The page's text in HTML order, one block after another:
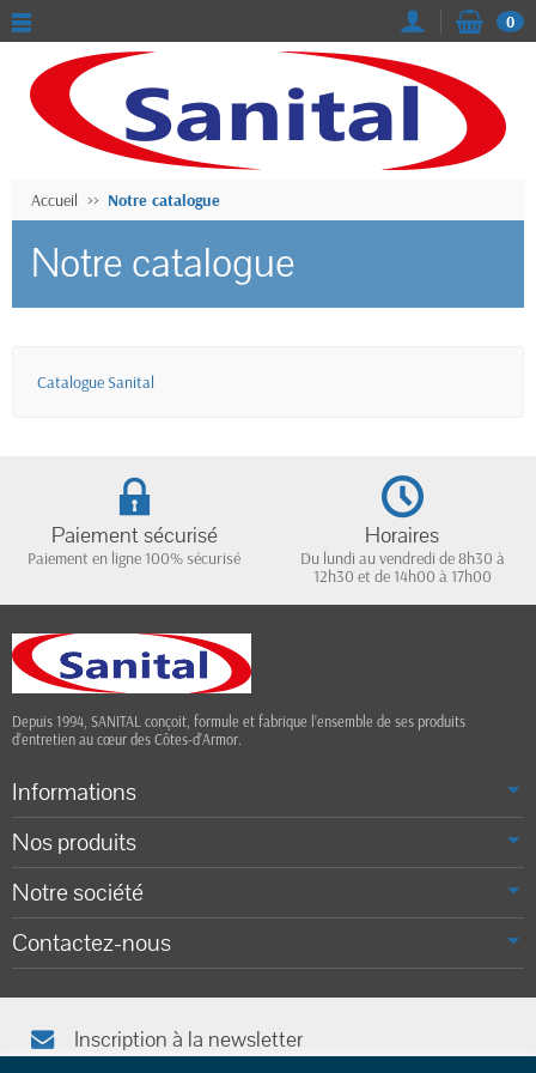
0
Accueil Notre catalogue
Notre catalogue
Catalogue Sanital
Paiement sécurisé
Paiement en ligne 100% sécurisé
Horaires
Du lundi au vendredi de 8h30 à
12h30 et de 14h00 à 17h00
Depuis 1994, SANITAL conçoit, formule et fabrique l’ensemble de ses produits
d’entretien au cœur des Côtes-d’Armor.
Informations
Nos produits
Notre société
Contactez-nous
Inscription à la newsletter